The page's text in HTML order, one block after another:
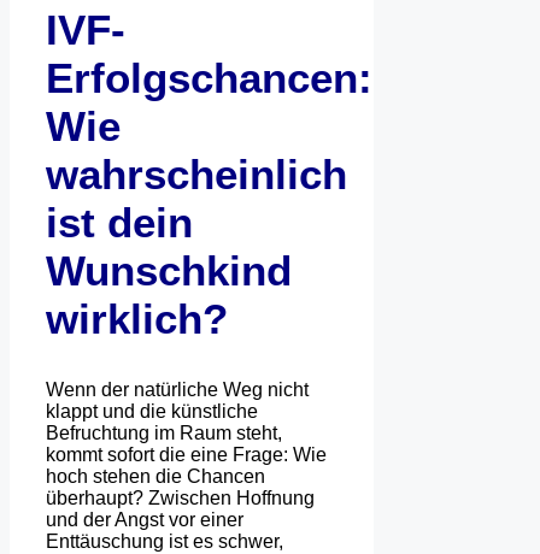
IVF-
Erfolgschancen:
Wie
wahrscheinlich
ist dein
Wunschkind
wirklich?
Wenn der natürliche Weg nicht
klappt und die künstliche
Befruchtung im Raum steht,
kommt sofort die eine Frage: Wie
hoch stehen die Chancen
überhaupt? Zwischen Hoffnung
und der Angst vor einer
Enttäuschung ist es schwer,